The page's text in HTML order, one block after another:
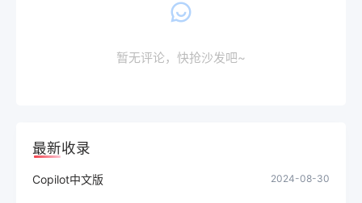
暂无评论，快抢沙发吧~
最新收录
Copilot中文版 2024-08-30